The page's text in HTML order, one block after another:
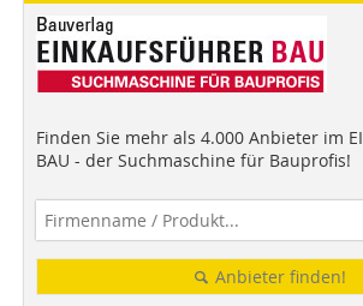
Finden Sie mehr als 4.000 Anbieter im
BAU - der Suchmaschine für Bauprofis!
Anbieter finden!